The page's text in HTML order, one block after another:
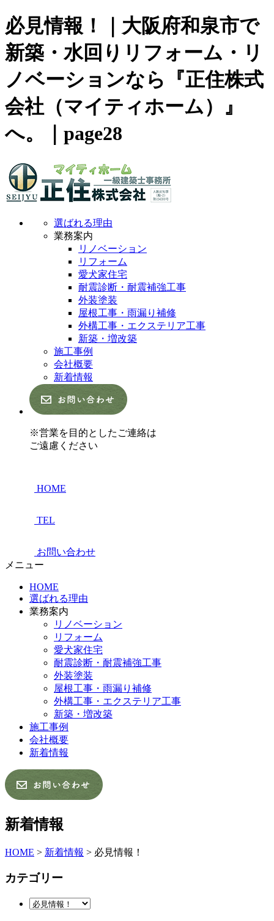
必見情報！｜大阪府和泉市で
新築・水回りリフォーム・リ
ノベーションなら『正住株式
会社（マイティホーム）』
へ。｜page28
選ばれる理由
業務案内
リノベーション
リフォーム
愛犬家住宅
耐震診断・耐震補強工事
外装塗装
屋根工事・雨漏り補修
外構工事・エクステリア工事
新築・増改築
施工事例
会社概要
新着情報
※営業を目的としたご連絡は
ご遠慮ください
HOME
TEL
お問い合わせ
メニュー
HOME
選ばれる理由
業務案内
リノベーション
リフォーム
愛犬家住宅
耐震診断・耐震補強工事
外装塗装
屋根工事・雨漏り補修
外構工事・エクステリア工事
新築・増改築
施工事例
会社概要
新着情報
新着情報
HOME > 新着情報 > 必見情報！
カテゴリー